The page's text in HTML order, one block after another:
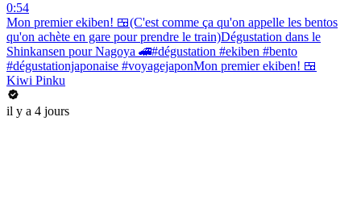
0:54
Mon premier ekiben! 🍱(C'est comme ça qu'on appelle les bentos
qu'on achète en gare pour prendre le train)Dégustation dans le
Shinkansen pour Nagoya 🚄#dégustation #ekiben #bento
#dégustationjaponaise #voyagejaponMon premier ekiben! 🍱
Kiwi Pinku
il y a 4 jours